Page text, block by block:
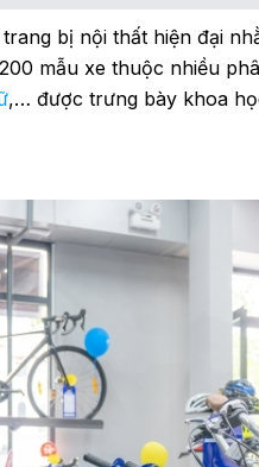
bị nội thất hiện đại
mẫu xe thuộc nhiều
,… được trưng bày khoa